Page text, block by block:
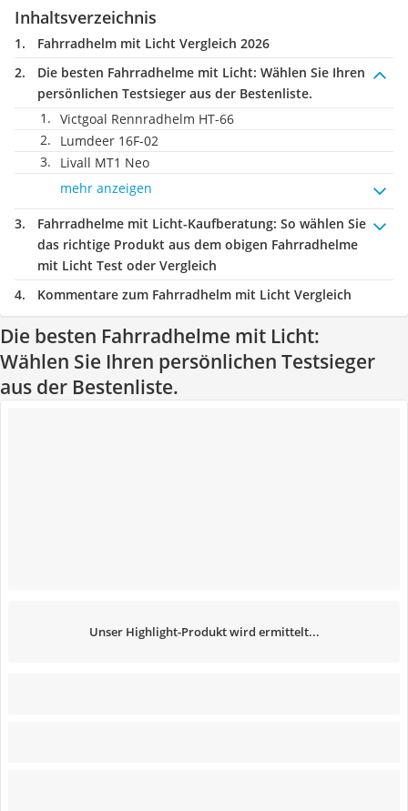
Inhaltsverzeichnis
Fahrradhelm mit Licht Vergleich 2026
Die besten Fahrradhelme mit Licht: Wählen Sie Ihren
persönlichen Testsieger aus der Bestenliste.
Victgoal Rennradhelm ‎HT-66
Lumdeer 16F-02
Livall MT1 Neo
mehr anzeigen
Fahrradhelme mit Licht-Kaufberatung: So wählen Sie
das richtige Produkt aus dem obigen Fahrradhelme
mit Licht Test oder Vergleich
Kommentare zum Fahrradhelm mit Licht Vergleich
Die besten Fahrradhelme mit Licht:
Wählen Sie Ihren persönlichen Testsieger
aus der Bestenliste.
Unser Highlight-Produkt wird ermittelt...